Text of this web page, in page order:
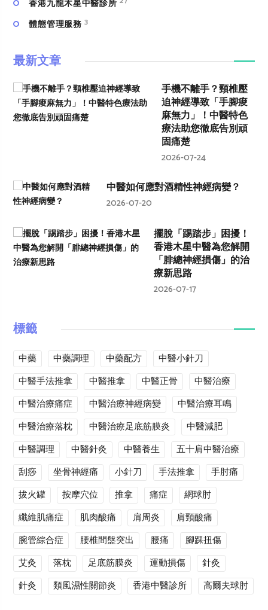
香港九龍木星中醫診所
體態管理服務 3
最新文章
手機不離手？頸椎壓
迫神經導致「手腳痠
麻無力」！中醫特色
療法助您徹底告別頑
固痛楚
2026-07-24
中醫如何應對酒精性神經病變？
2026-07-20
擺脫「踢踏步」困擾！
香港木星中醫為您解開
「腓總神經損傷」的治
療新思路
2026-07-17
標籤
中藥 中藥調理 中藥配方
中醫小針刀
中醫手法推拿
中醫推拿 中醫正骨
中醫治療
中醫治療痛症
中醫治療神經病變
中醫治療耳鳴
中醫治療落枕
中醫治療足底筋膜炎
中醫減肥
中醫調理
中醫針灸 中醫養生
五十肩中醫治療
刮痧
坐骨神經痛 小針刀 手法推拿
手肘痛
拔火罐
按摩穴位 推拿 痛症
網球肘
纖維肌痛症
肌肉酸痛 肩周炎
肩頸酸痛
腕管綜合症
腰椎間盤突出 腰痛
腳踝扭傷
艾灸
落枕 足底筋膜炎 運動損傷
針灸
針灸
類風濕性關節炎 香港中醫診所 高爾夫球肘